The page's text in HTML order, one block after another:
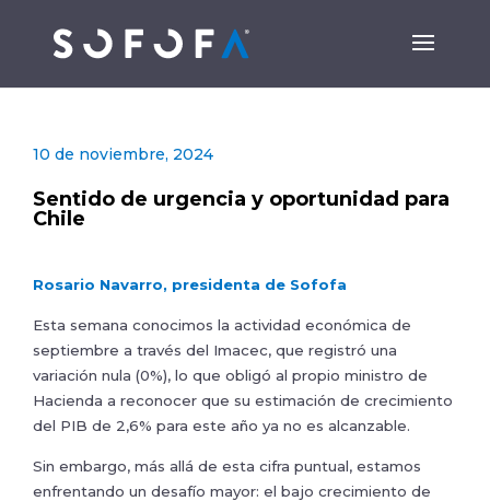
10 de noviembre, 2024
Sentido de urgencia y oportunidad para
Chile
Rosario Navarro, presidenta de Sofofa
Esta semana conocimos la actividad económica de
septiembre a través del Imacec, que registró una
variación nula (0%), lo que obligó al propio ministro de
Hacienda a reconocer que su estimación de crecimiento
del PIB de 2,6% para este año ya no es alcanzable.
Sin embargo, más allá de esta cifra puntual, estamos
enfrentando un desafío mayor: el bajo crecimiento de